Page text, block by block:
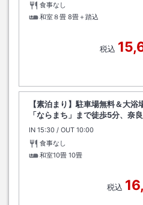
食事なし
和室８畳 8畳＋踏込
税込
【素泊まり】駐車場無料＆大浴
「ならまち」まで徒歩5分、奈
IN チェックイン
15:30 / OUT チェックアウト
10:00
食事なし
和室10畳 10畳
税込